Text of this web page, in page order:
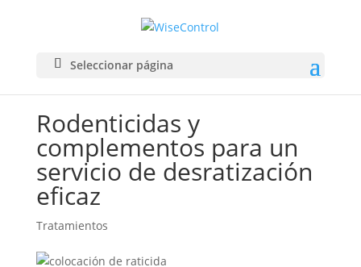
Seleccionar página
Rodenticidas y
complementos para un
servicio de desratización
eficaz
Tratamientos